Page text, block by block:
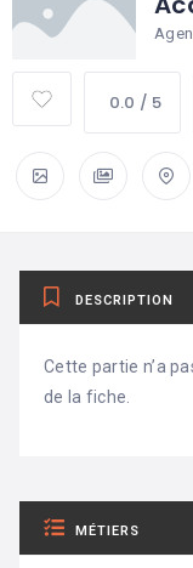
0.0 / 5
DESCRIPTION
Cette partie n’a
de la fiche.
MÉTIERS